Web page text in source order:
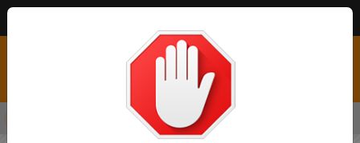
COM VAGAS EM SEIS FUNÇÕES E SALÁRIOS QUE CHEGAM